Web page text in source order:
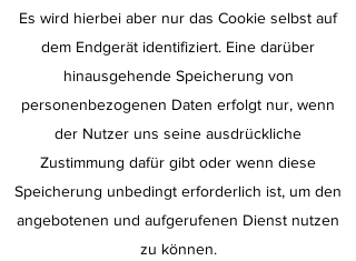
Es wird hierbei aber nur das Cookie selbst auf
dem Endgerät identifiziert. Eine darüber
hinausgehende Speicherung von
personenbezogenen Daten erfolgt nur, wenn
der Nutzer uns seine ausdrückliche
Zustimmung dafür gibt oder wenn diese
Speicherung unbedingt erforderlich ist, um den
angebotenen und aufgerufenen Dienst nutzen
zu können.